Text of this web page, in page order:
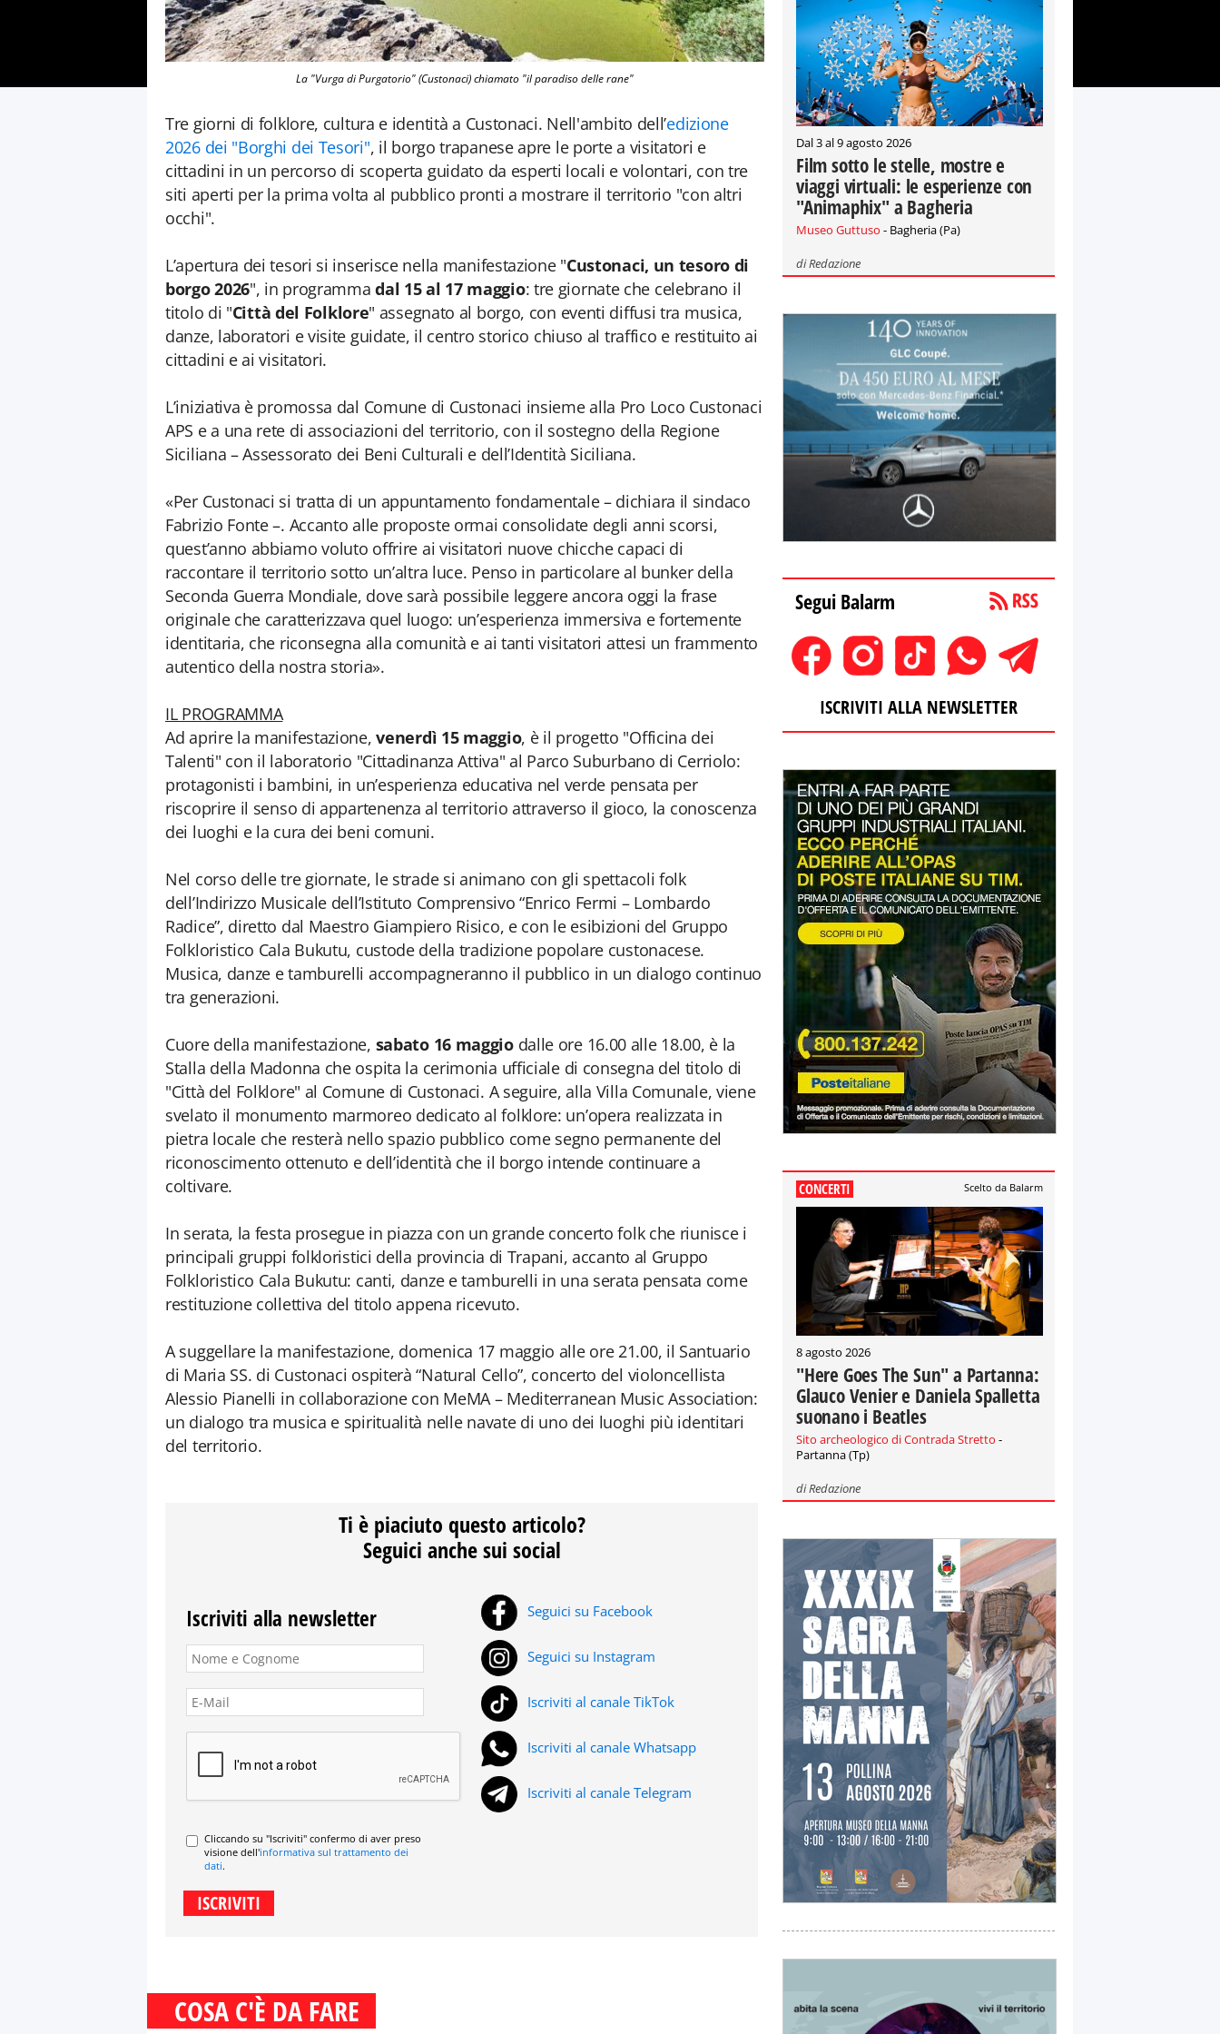
La "Vurga di Purgatorio" (Custonaci) chiamato "il paradiso delle rane"
Tre giorni di folklore, cultura e identità a Custonaci. Nell'ambito dell’edizione
2026 dei "Borghi dei Tesori", il borgo trapanese apre le porte a visitatori e
cittadini in un percorso di scoperta guidato da esperti locali e volontari, con tre
siti aperti per la prima volta al pubblico pronti a mostrare il territorio "con altri
occhi".
L’apertura dei tesori si inserisce nella manifestazione "Custonaci, un tesoro di
borgo 2026", in programmadal 15 al 17 maggio: tre giornate che celebrano il
titolo di "Città del Folklore" assegnato al borgo, con eventi diffusi tra musica,
danze, laboratori e visite guidate, il centro storico chiuso al traffico e restituito ai
cittadini e ai visitatori.
L’iniziativa è promossa dal Comune di Custonaci insieme alla Pro Loco Custonaci
APS e a una rete di associazioni del territorio, con il sostegno della Regione
Siciliana – Assessorato dei Beni Culturali e dell’Identità Siciliana.
«Per Custonaci si tratta di un appuntamento fondamentale – dichiara il sindaco
Fabrizio Fonte –. Accanto alle proposte ormai consolidate degli anni scorsi,
quest’anno abbiamo voluto offrire ai visitatori nuove chicche capaci di
raccontare il territorio sotto un’altra luce. Penso in particolare al bunker della
Seconda Guerra Mondiale, dove sarà possibile leggere ancora oggi la frase
originale che caratterizzava quel luogo: un’esperienza immersiva e fortemente
identitaria, che riconsegna alla comunità e ai tanti visitatori attesi un frammento
autentico della nostra storia».
IL PROGRAMMA
Ad aprire la manifestazione,venerdì 15 maggio, è il progetto "Officina dei
Talenti" con il laboratorio "Cittadinanza Attiva" al Parco Suburbano di Cerriolo:
protagonisti i bambini, in un’esperienza educativa nel verde pensata per
riscoprire il senso di appartenenza al territorio attraverso il gioco, la conoscenza
dei luoghi e la cura dei beni comuni.
Nel corso delle tre giornate, le strade si animano con gli spettacoli folk
dell’Indirizzo Musicale dell’Istituto Comprensivo “Enrico Fermi – Lombardo
Radice”, diretto dal Maestro Giampiero Risico, e con le esibizioni del Gruppo
Folkloristico Cala Bukutu, custode della tradizione popolare custonacese.
Musica, danze e tamburelli accompagneranno il pubblico in un dialogo continuo
tra generazioni.
Cuore della manifestazione, sabato 16 maggio dalle ore 16.00 alle 18.00, è la
Stalla della Madonna che ospita la cerimonia ufficiale di consegna del titolo di
"Città del Folklore" al Comune di Custonaci. A seguire, alla Villa Comunale, viene
svelato il monumento marmoreo dedicato al folklore: un’opera realizzata in
pietra locale che resterà nello spazio pubblico come segno permanente del
riconoscimento ottenuto e dell’identità che il borgo intende continuare a
coltivare.
In serata, la festa prosegue in piazza con un grande concerto folk che riunisce i
principali gruppi folkloristici della provincia di Trapani, accanto al Gruppo
Folkloristico Cala Bukutu: canti, danze e tamburelli in una serata pensata come
restituzione collettiva del titolo appena ricevuto.
A suggellare la manifestazione, domenica 17 maggio alle ore 21.00, il Santuario
di Maria SS. di Custonaci ospiterà “Natural Cello”, concerto del violoncellista
Alessio Pianelli in collaborazione con MeMA – Mediterranean Music Association:
un dialogo tra musica e spiritualità nelle navate di uno dei luoghi più identitari
del territorio.
Ti è piaciuto questo articolo?
Seguici anche sui social
Iscriviti alla newsletter
Cliccando su "Iscriviti" confermo di aver preso
visione dell'informativa sul trattamento dei
dati.
Seguici su Facebook
Seguici su Instagram
Iscriviti al canale TikTok
Iscriviti al canale Whatsapp
Iscriviti al canale Telegram
COSA C'È DA FARE
Dal 3 al 9 agosto 2026
Film sotto le stelle, mostre e
viaggi virtuali: le esperienze con
"Animaphix" a Bagheria
Museo Guttuso - Bagheria (Pa)
diRedazione
Segui Balarm
ISCRIVITI ALLA NEWSLETTER
CONCERTI Scelto da Balarm
8 agosto 2026
"Here Goes The Sun" a Partanna:
Glauco Venier e Daniela Spalletta
suonano i Beatles
Sito archeologico di Contrada Stretto -
Partanna (Tp)
diRedazione